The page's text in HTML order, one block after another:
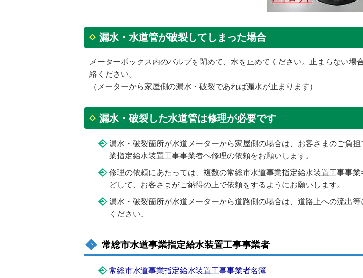
漏水・水道管が破裂してしまった場合
メーターボックス内のバルブを閉めて、水を止めてください。止まらない
絡ください。
（メーターから家屋側の漏水・破裂であれば漏水が止まります）
漏水・破裂した水道管は修理が必要です
漏水・破裂箇所が水道メーターから家屋側の場合は、お客さまのご負
業指定給水装置工事事業者へ修理の依頼をお願いします。
修理の依頼にあたっては、複数の常総市水道事業指定給水装置工事事
どして、お客さまがご納得の上で依頼をするようにお願いします。
漏水・破裂箇所が水道メーターから道路側の場合は、道路上への流出
ください。
常総市水道事業指定給水装置工事事業者
常総市水道事業指定給水装置工事事業者名簿